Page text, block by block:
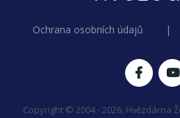
Ochrana osobních údajů |
Copyright © 2004 - 2026, Hvězdárna